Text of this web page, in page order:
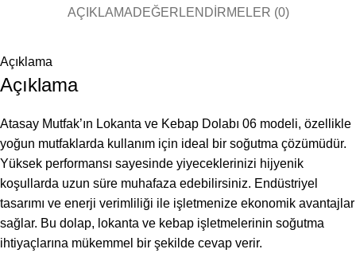
AÇIKLAMADEĞERLENDIRMELER (0)
Açıklama
Açıklama
Atasay Mutfak’ın Lokanta ve Kebap Dolabı 06 modeli, özellikle
yoğun mutfaklarda kullanım için ideal bir soğutma çözümüdür.
Yüksek performansı sayesinde yiyeceklerinizi hijyenik
koşullarda uzun süre muhafaza edebilirsiniz. Endüstriyel
tasarımı ve enerji verimliliği ile işletmenize ekonomik avantajlar
sağlar. Bu dolap, lokanta ve kebap işletmelerinin soğutma
ihtiyaçlarına mükemmel bir şekilde cevap verir.